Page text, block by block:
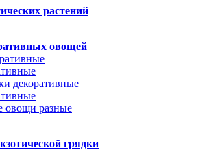
растений
овощей
декоративные
овощи разные
грядки